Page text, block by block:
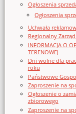
Ogłoszenia
Ogłoszenia
Uchwała
Regionalny
INFORMACJA O
TERENOWEJ
Dni wolne dla
roku
Państwowe
Zaproszenie na
Ogłoszenie o
zbiorowego
Zaproszenie na